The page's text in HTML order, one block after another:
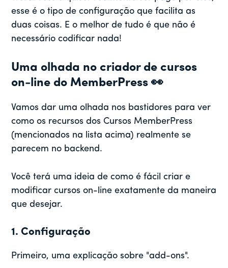
esse é o tipo de configuração que facilita as
duas coisas. E o melhor de tudo é que não é
necessário codificar nada!
Uma olhada no criador de cursos
on-line do MemberPress 👀
Vamos dar uma olhada nos bastidores para ver
como os recursos dos Cursos MemberPress
(mencionados na lista acima) realmente se
parecem no backend.
Você terá uma ideia de como é fácil criar e
modificar cursos on-line exatamente da maneira
que desejar.
1. Configuração
Primeiro, uma explicação sobre "add-ons".